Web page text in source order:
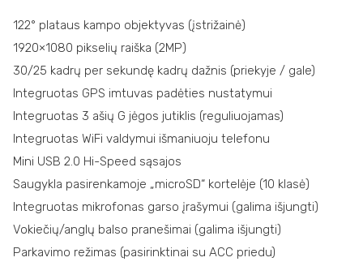
122° plataus kampo objektyvas (įstrižainė)
1920×1080 pikselių raiška (2MP)
30/25 kadrų per sekundę kadrų dažnis (priekyje / gale)
Integruotas GPS imtuvas padėties nustatymui
Integruotas 3 ašių G jėgos jutiklis (reguliuojamas)
Integruotas WiFi valdymui išmaniuoju telefonu
Mini USB 2.0 Hi-Speed ​​sąsajos
Saugykla pasirenkamoje „microSD“ kortelėje (10 klasė)
Integruotas mikrofonas garso įrašymui (galima išjungti)
Vokiečių/anglų balso pranešimai (galima išjungti)
Parkavimo režimas (pasirinktinai su ACC priedu)